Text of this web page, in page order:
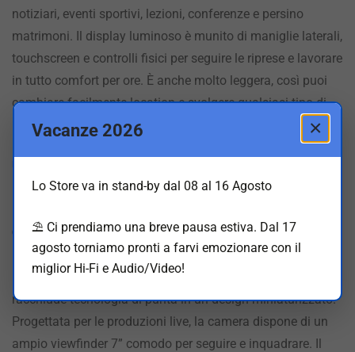
notiziari, eventi sportivi, lezioni, conferenze e persino
matrimoni. Il display luminoso è munito di maniglie laterali,
touchscreen e controlli fisici per seguire le riprese e lavorare
in tutto comfort per ore. È anche molto leggera, così puoi
cambiare facilmente location e svolgere qualsiasi tipo di
lavoro.
Le grandi emittenti utilizzano camere da studio costose ma
Camera offre tutti i vantaggi delle grandi telecamere in un
profilo compatto completo di viewfinder. Il corpo macchina
in policarbonato rinforzato in fibra di carbonio è leggero e
racchiude tecnologia di punta in un design miniaturizzato.
Progettata per le produzioni live, la camera dispone di un
ampio viewfinder 7” comodo per seguire e inquadrare. Il
×
Vacanze 2026
Lo Store va in stand-by dal 08 al 16 Agosto
⛱️ Ci prendiamo una breve pausa estiva. Dal 17
agosto torniamo pronti a farvi emozionare con il
miglior Hi-Fi e Audio/Video!